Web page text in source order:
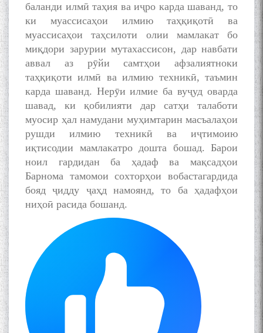
баланди илмӣ таҳия ва иҷро карда шаванд, то
ки муассисаҳои илмию таҳқиқотӣ ва
муассисаҳои таҳсилоти олии мамлакат бо
миқдори зарурии мутахассисон, дар навбати
аввал аз рӯйи самтҳои афзалиятноки
таҳқиқоти илмӣ ва илмию техникӣ, таъмин
карда шаванд. Нерӯи илмие ба вуҷуд оварда
шавад, ки қобилияти дар сатҳи талаботи
муосир ҳал намудани муҳимтарин масъалаҳои
рушди илмию техникӣ ва иҷтимоию
иқтисодии мамлакатро дошта бошад. Барои
ноил гардидан ба ҳадаф ва мақсадҳои
Барнома тамомои сохторҳои вобастагардида
бояд ҷидду ҷаҳд намоянд, то ба ҳадафҳои
ниҳоӣ расида бошанд.
Сухбати навқаламон бо
Муъмин Қаноат\Meeting of
young talents with Mumyin
Kanoat
The Persian Gulf Beautiful
poetry from Устод Мумин
Қаноат (Ustod Mumin Qanoat)
and Master Mehryar
Mehrafarin about the conflict
of the name of the Persian
Gulf